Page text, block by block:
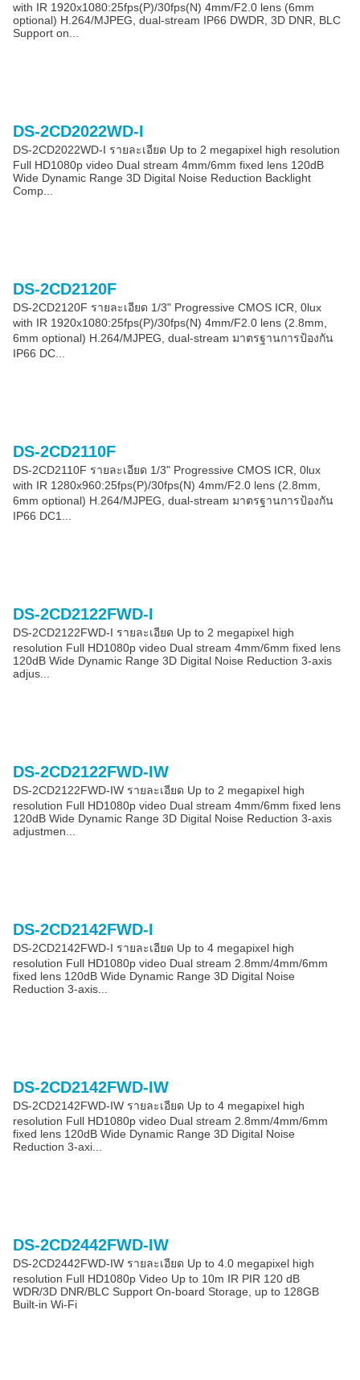
with IR 1920x1080:25fps(P)/30fps(N) 4mm/F2.0 lens (6mm
optional) H.264/MJPEG, dual-stream IP66 DWDR, 3D DNR, BLC
Support on...
DS-2CD2022WD-I
DS-2CD2022WD-I รายละเอียด Up to 2 megapixel high resolution
Full HD1080p video Dual stream 4mm/6mm fixed lens 120dB
Wide Dynamic Range 3D Digital Noise Reduction Backlight
Comp...
DS-2CD2120F
DS-2CD2120F รายละเอียด 1/3" Progressive CMOS ICR, 0lux
with IR 1920x1080:25fps(P)/30fps(N) 4mm/F2.0 lens (2.8mm,
6mm optional) H.264/MJPEG, dual-stream มาตรฐานการป้องกัน
IP66 DC...
DS-2CD2110F
DS-2CD2110F รายละเอียด 1/3" Progressive CMOS ICR, 0lux
with IR 1280x960:25fps(P)/30fps(N) 4mm/F2.0 lens (2.8mm,
6mm optional) H.264/MJPEG, dual-stream มาตรฐานการป้องกัน
IP66 DC1...
DS-2CD2122FWD-I
DS-2CD2122FWD-I รายละเอียด Up to 2 megapixel high
resolution Full HD1080p video Dual stream 4mm/6mm fixed lens
120dB Wide Dynamic Range 3D Digital Noise Reduction 3-axis
adjus...
DS-2CD2122FWD-IW
DS-2CD2122FWD-IW รายละเอียด Up to 2 megapixel high
resolution Full HD1080p video Dual stream 4mm/6mm fixed lens
120dB Wide Dynamic Range 3D Digital Noise Reduction 3-axis
adjustmen...
DS-2CD2142FWD-I
DS-2CD2142FWD-I รายละเอียด Up to 4 megapixel high
resolution Full HD1080p video Dual stream 2.8mm/4mm/6mm
fixed lens 120dB Wide Dynamic Range 3D Digital Noise
Reduction 3-axis...
DS-2CD2142FWD-IW
DS-2CD2142FWD-IW รายละเอียด Up to 4 megapixel high
resolution Full HD1080p video Dual stream 2.8mm/4mm/6mm
fixed lens 120dB Wide Dynamic Range 3D Digital Noise
Reduction 3-axi...
DS-2CD2442FWD-IW
DS-2CD2442FWD-IW รายละเอียด Up to 4.0 megapixel high
resolution Full HD1080p Video Up to 10m IR PIR 120 dB
WDR/3D DNR/BLC Support On-board Storage, up to 128GB
Built-in Wi-Fi